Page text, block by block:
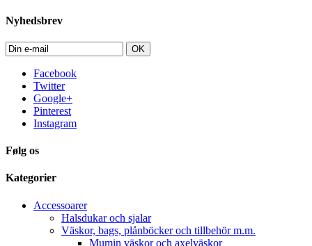
Nyhedsbrev
OK
Facebook
Twitter
Google+
Pinterest
Instagram
Følg os
Kategorier
Accessoarer
Halsdukar och sjalar
Väskor, bags, plånböcker och tillbehör m.m.
Mumin väskor och axelväskor